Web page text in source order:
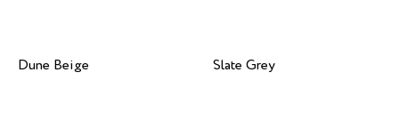
Dune Beige Slate Grey